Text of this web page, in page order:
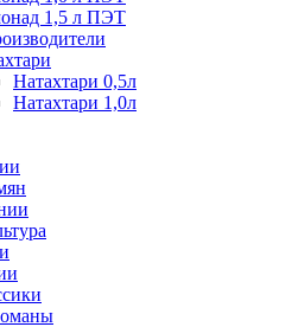
1,5 л ПЭТ
Натахтари 0,5л
Натахтари 1,0л